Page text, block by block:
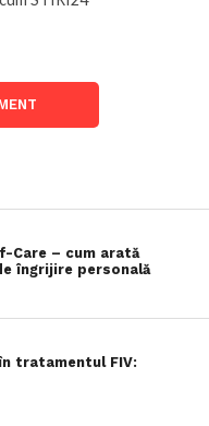
Care – cum arată
îngrijire personală
tratamentul FIV: